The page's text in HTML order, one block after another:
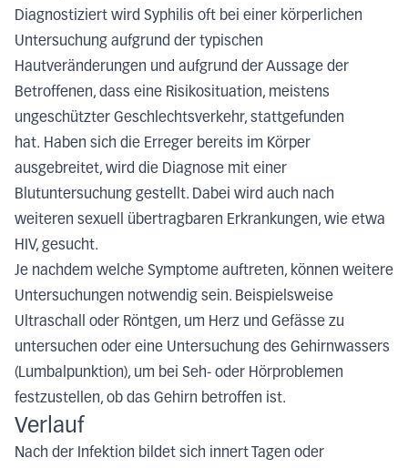
Diagnostiziert wird Syphilis oft bei einer körperlichen
Untersuchung aufgrund der typischen
Hautveränderungen und aufgrund der Aussage der
Betroffenen, dass eine Risikosituation, meistens
ungeschützter Geschlechtsverkehr, stattgefunden
hat. Haben sich die Erreger bereits im Körper
ausgebreitet, wird die Diagnose mit einer
Blutuntersuchung gestellt. Dabei wird auch nach
weiteren sexuell übertragbaren Erkrankungen, wie etwa
HIV, gesucht.
Je nachdem welche Symptome auftreten, können weitere
Untersuchungen notwendig sein. Beispielsweise
Ultraschall oder Röntgen, um Herz und Gefässe zu
untersuchen oder eine Untersuchung des Gehirnwassers
(Lumbalpunktion), um bei Seh- oder Hörproblemen
festzustellen, ob das Gehirn betroffen ist.
Verlauf
Nach der Infektion bildet sich innert Tagen oder